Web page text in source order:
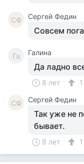
СФ Сергей Федин
Совсем
Га Галина
Да ладно
8 лет 1
СФ Сергей Федин
Так уже не
бывает.
8 лет 1